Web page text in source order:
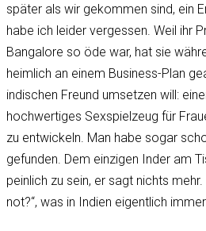
später als wir gekommen sind, ein
habe ich leider vergessen. Weil ihr
Bangalore so öde war, hat sie
heimlich an einem Business-Plan
indischen Freund umsetzen will:
hochwertiges Sexspielzeug für
zu entwickeln. Man habe sogar
gefunden. Dem einzigen Inder am
peinlich zu sein, er sagt nichts
not?“, was in Indien eigentlich